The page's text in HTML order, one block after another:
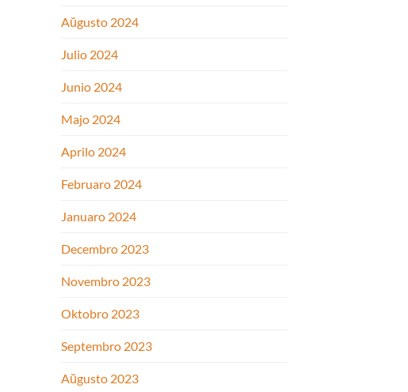
Aŭgusto 2024
Julio 2024
Junio 2024
Majo 2024
Aprilo 2024
Februaro 2024
Januaro 2024
Decembro 2023
Novembro 2023
Oktobro 2023
Septembro 2023
Aŭgusto 2023